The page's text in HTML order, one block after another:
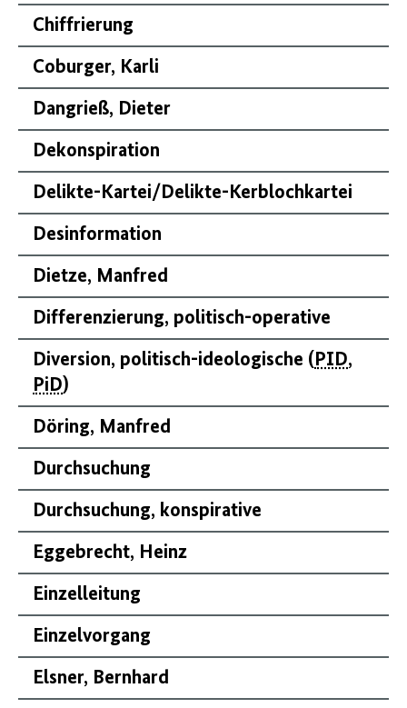
Chiffrierung
Coburger, Karli
Dangrieß, Dieter
Dekonspiration
Delikte-Kartei/Delikte-Kerblochkartei
Desinformation
Dietze, Manfred
Differenzierung, politisch-operative
Diversion, politisch-ideologische ( PID,
PiD)
Döring, Manfred
Durchsuchung
Durchsuchung, konspirative
Eggebrecht, Heinz
Einzelleitung
Einzelvorgang
Elsner, Bernhard